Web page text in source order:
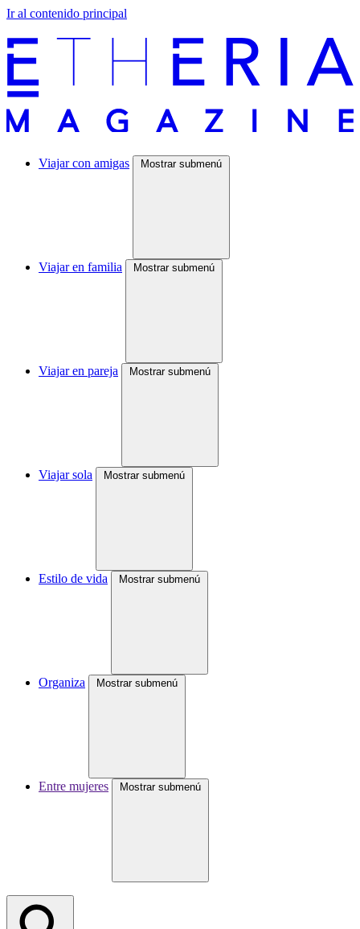
Ir al contenido principal
Viajar con amigas Mostrar submenú
Viajar en familia Mostrar submenú
Viajar en pareja Mostrar submenú
Viajar sola Mostrar submenú
Estilo de vida Mostrar submenú
Organiza Mostrar submenú
Entre mujeres Mostrar submenú